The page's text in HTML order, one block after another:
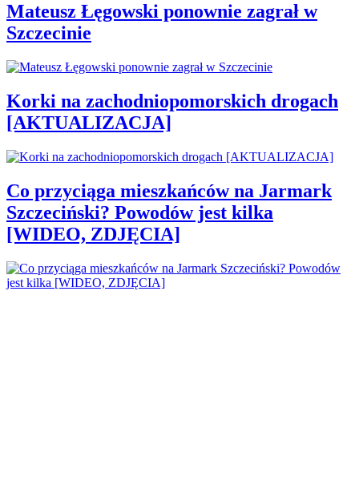
Mateusz Łęgowski ponownie zagrał w
Szczecinie
Korki na zachodniopomorskich drogach
[AKTUALIZACJA]
Co przyciąga mieszkańców na Jarmark
Szczeciński? Powodów jest kilka
[WIDEO, ZDJĘCIA]